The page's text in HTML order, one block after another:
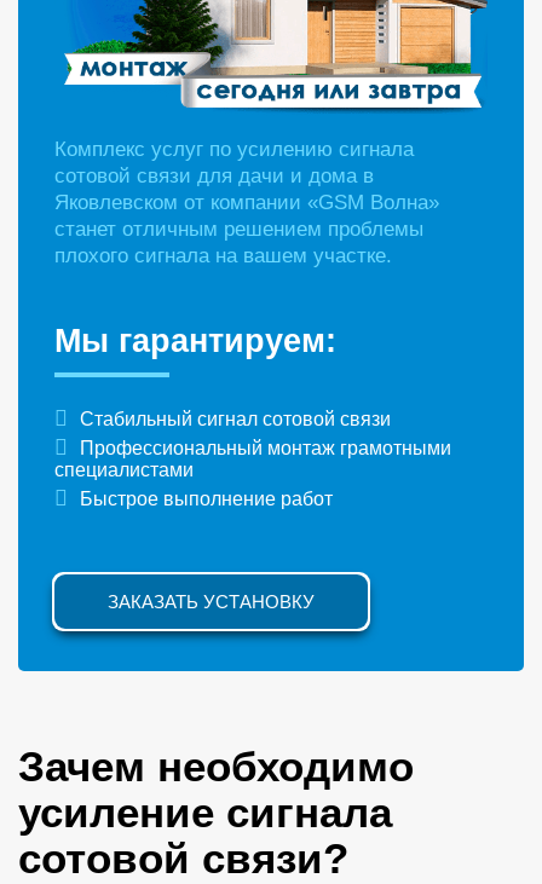
Комплекс услуг по усилению сигнала
сотовой связи для дачи и дома в
Яковлевском от компании «GSM Волна»
станет отличным решением проблемы
плохого сигнала на вашем участке.
Мы гарантируем:
Стабильный сигнал сотовой связи
Профессиональный монтаж грамотными
специалистами
Быстрое выполнение работ
ЗАКАЗАТЬ УСТАНОВКУ
Зачем необходимо
усиление сигнала
сотовой связи?